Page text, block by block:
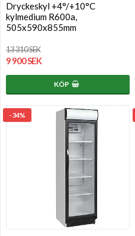
Dryckeskyl +4°/+10°C
kylmedium R600a,
505x590x855mm
13 310 SEK
9 900 SEK
KÖP
- 34%